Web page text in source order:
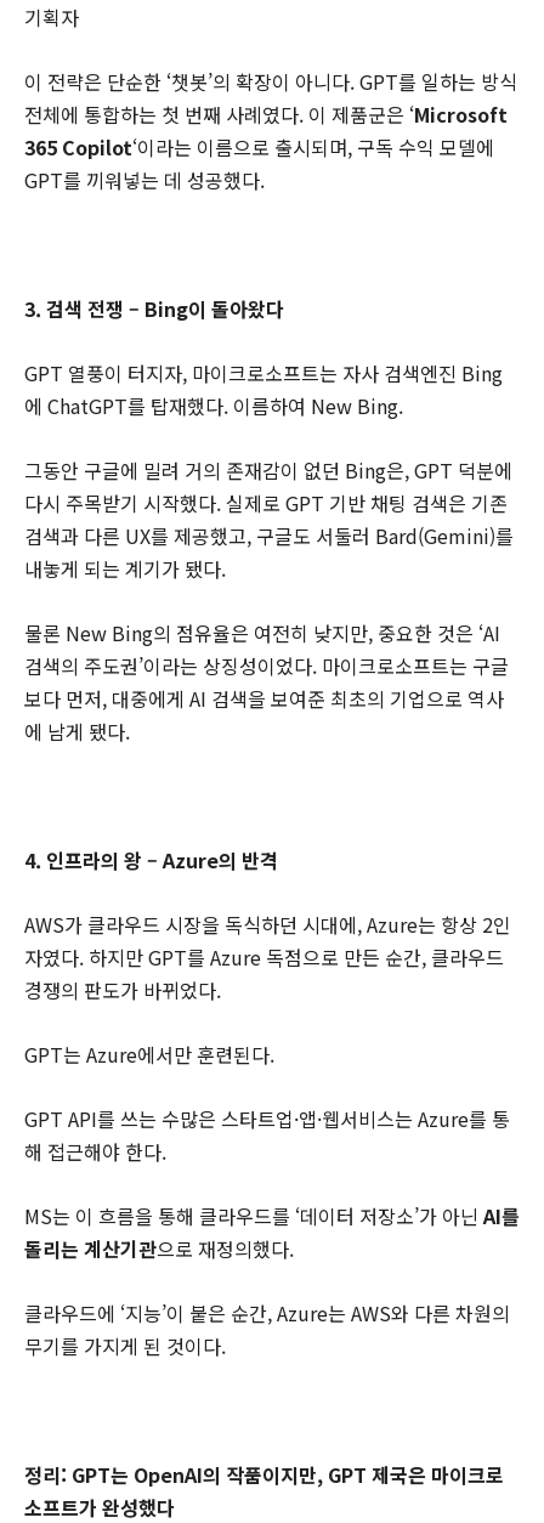
기획자
이 전략은 단순한 ‘챗봇’의 확장이 아니다. GPT를 일하는 방식
전체에 통합하는 첫 번째 사례였다. 이 제품군은 ‘Microsoft
365 Copilot‘이라는 이름으로 출시되며, 구독 수익 모델에
GPT를 끼워넣는 데 성공했다.
3. 검색 전쟁 – Bing이 돌아왔다
GPT 열풍이 터지자, 마이크로소프트는 자사 검색엔진 Bing
에 ChatGPT를 탑재했다. 이름하여 New Bing.
그동안 구글에 밀려 거의 존재감이 없던 Bing은, GPT 덕분에
다시 주목받기 시작했다. 실제로 GPT 기반 채팅 검색은 기존
검색과 다른 UX를 제공했고, 구글도 서둘러 Bard(Gemini)를
내놓게 되는 계기가 됐다.
물론 New Bing의 점유율은 여전히 낮지만, 중요한 것은 ‘AI
검색의 주도권’이라는 상징성이었다. 마이크로소프트는 구글
보다 먼저, 대중에게 AI 검색을 보여준 최초의 기업으로 역사
에 남게 됐다.
4. 인프라의 왕 – Azure의 반격
AWS가 클라우드 시장을 독식하던 시대에, Azure는 항상 2인
자였다. 하지만 GPT를 Azure 독점으로 만든 순간, 클라우드
경쟁의 판도가 바뀌었다.
GPT는 Azure에서만 훈련된다.
GPT API를 쓰는 수많은 스타트업·앱·웹서비스는 Azure를 통
해 접근해야 한다.
MS는 이 흐름을 통해 클라우드를 ‘데이터 저장소’가 아닌 AI를
돌리는 계산기관으로 재정의했다.
클라우드에 ‘지능’이 붙은 순간, Azure는 AWS와 다른 차원의
무기를 가지게 된 것이다.
정리: GPT는 OpenAI의 작품이지만, GPT 제국은 마이크로
소프트가 완성했다